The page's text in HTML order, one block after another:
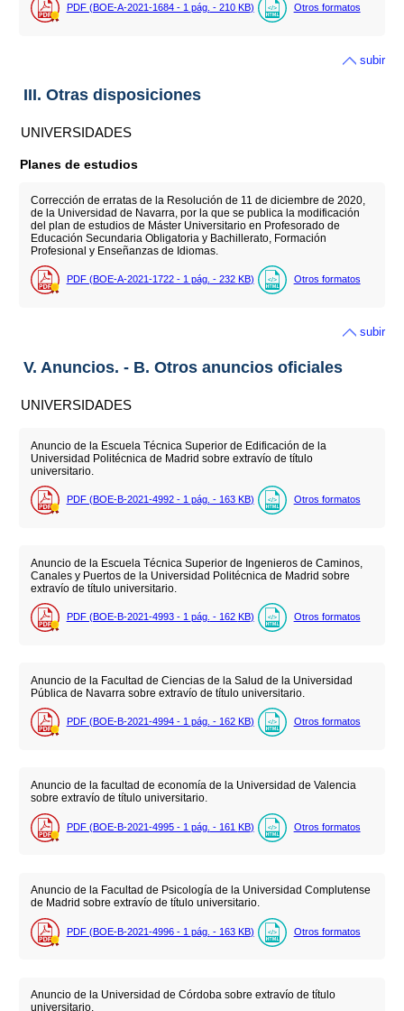
PDF (BOE-A-2021-1684 - 1 pág. - 210 KB) Otros formatos
subir
III. Otras disposiciones
UNIVERSIDADES
Planes de estudios
Corrección de erratas de la Resolución de 11 de diciembre de 2020,
de la Universidad de Navarra, por la que se publica la modificación
del plan de estudios de Máster Universitario en Profesorado de
Educación Secundaria Obligatoria y Bachillerato, Formación
Profesional y Enseñanzas de Idiomas.
PDF (BOE-A-2021-1722 - 1 pág. - 232 KB) Otros formatos
subir
V. Anuncios. - B. Otros anuncios oficiales
UNIVERSIDADES
Anuncio de la Escuela Técnica Superior de Edificación de la
Universidad Politécnica de Madrid sobre extravío de título
universitario.
PDF (BOE-B-2021-4992 - 1 pág. - 163 KB) Otros formatos
Anuncio de la Escuela Técnica Superior de Ingenieros de Caminos,
Canales y Puertos de la Universidad Politécnica de Madrid sobre
extravío de título universitario.
PDF (BOE-B-2021-4993 - 1 pág. - 162 KB) Otros formatos
Anuncio de la Facultad de Ciencias de la Salud de la Universidad
Pública de Navarra sobre extravío de título universitario.
PDF (BOE-B-2021-4994 - 1 pág. - 162 KB) Otros formatos
Anuncio de la facultad de economía de la Universidad de Valencia
sobre extravío de título universitario.
PDF (BOE-B-2021-4995 - 1 pág. - 161 KB) Otros formatos
Anuncio de la Facultad de Psicología de la Universidad Complutense
de Madrid sobre extravío de título universitario.
PDF (BOE-B-2021-4996 - 1 pág. - 163 KB) Otros formatos
Anuncio de la Universidad de Córdoba sobre extravío de título
universitario.